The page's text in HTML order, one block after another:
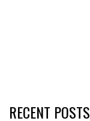
RECENT POSTS